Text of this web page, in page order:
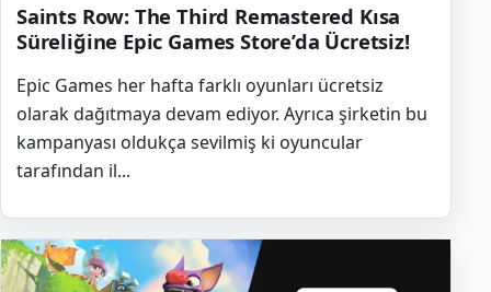
Saints Row: The Third Remastered Kısa
Süreliğine Epic Games Store’da Ücretsiz!
Epic Games her hafta farklı oyunları ücretsiz
olarak dağıtmaya devam ediyor. Ayrıca şirketin bu
kampanyası oldukça sevilmiş ki oyuncular
tarafından il...